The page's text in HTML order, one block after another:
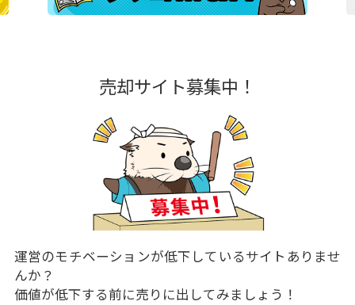
売却サイト募集中！
運営のモチベーションが低下しているサイトありませ
んか？
価値が低下する前に売りに出してみましょう！